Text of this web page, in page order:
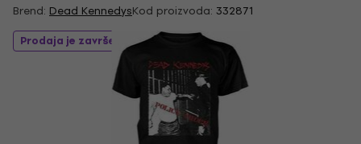
Brend: Dead KennedysKod proizvoda: 332871
Prodaja je završena